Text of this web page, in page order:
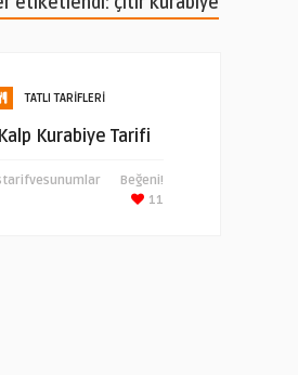
TATLI TARIFLERI
Kalp Kurabiye Tarifi
Beğeni!
11